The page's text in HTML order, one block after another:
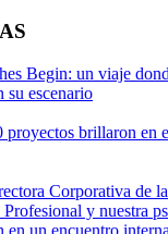
Begin: un viaje
su escenario
proyectos brillaron
Corporativa de
y nuestra
en un encuentro